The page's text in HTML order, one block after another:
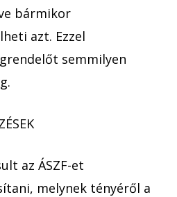
bármikor
azt. Ezzel
semmilyen
az ÁSZF-et
melynek tényéről a